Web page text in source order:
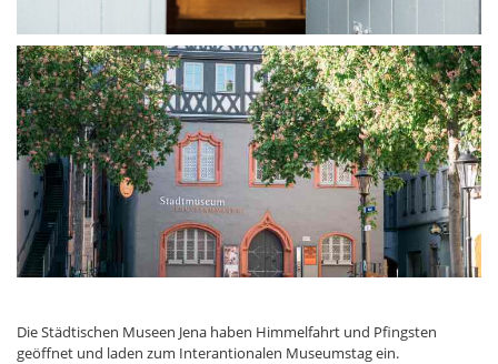
Die Städtischen Museen Jena haben Himmelfahrt und Pfingsten
geöffnet und laden zum Interantionalen Museumstag ein.